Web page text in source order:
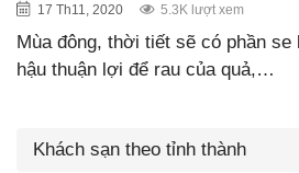
17 Th11, 2020 5.3K lượt xem
Mùa đông, thời tiết sẽ có phần
hậu thuận lợi để rau của quả,…
Khách sạn theo tỉnh thành